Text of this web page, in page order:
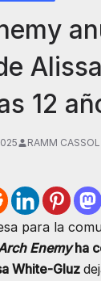
12
RAMM CASSOL
para la
Enemyha
White-Gluz